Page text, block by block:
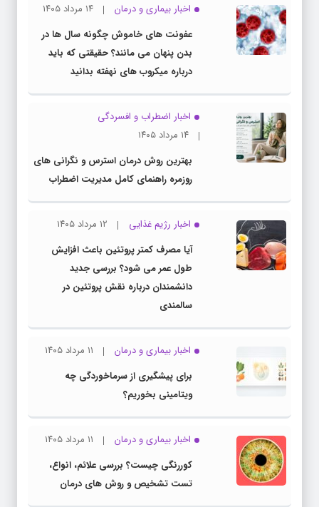
اخبار بیماری و درمان
۱۴ مرداد ۱۴۰۵
عفونت های خاموش چگونه سال ها در
بدن پنهان می مانند؟ حقیقتی که باید
درباره میکروب های نهفته بدانید
اخبار اضطراب و افسردگی
۱۴ مرداد ۱۴۰۵
بهترین روش درمان استرس و نگرانی های
روزمره راهنمای کامل مدیریت اضطراب
اخبار رژیم غذایی
۱۲ مرداد ۱۴۰۵
آیا مصرف کمتر پروتئین باعث افزایش
طول عمر می شود؟ بررسی جدید
دانشمندان درباره نقش پروتئین در
سالمندی
اخبار بیماری و درمان
۱۱ مرداد ۱۴۰۵
برای پیشگیری از سرماخوردگی چه
ویتامینی بخوریم؟
اخبار بیماری و درمان
۱۱ مرداد ۱۴۰۵
کوررنگی چیست؟ بررسی علائم، انواع،
تست تشخیص و روش های درمان